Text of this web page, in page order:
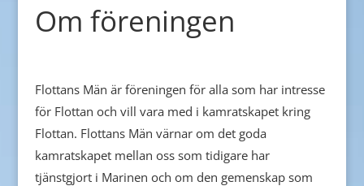
Om föreningen
Flottans Män är föreningen för alla som har intresse
för Flottan och vill vara med i kamratskapet kring
Flottan. Flottans Män värnar om det goda
kamratskapet mellan oss som tidigare har
tjänstgjort i Marinen och om den gemenskap som